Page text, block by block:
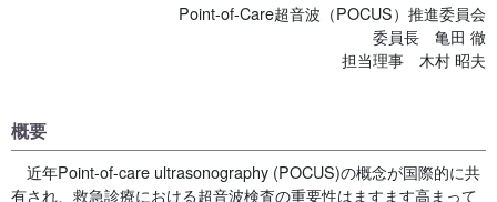
Point-of-Care超音波（POCUS）推進委員会
委員長 亀田 徹
担当理事 木村 昭夫
概要
近年Point-of-care ultrasonography (POCUS)の概念が国際的に共
有され、救急診療における超音波検査の重要性はますます高まって